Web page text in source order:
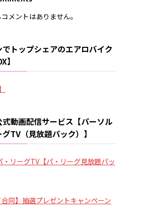
メントはありません。
でトップシェアのエアロバイク
】
式動画配信サービス【パーソル
TV（見放題パック）】
・リーグTV【パ・リーグ見放題パッ
合同】抽選プレゼントキャンペーン